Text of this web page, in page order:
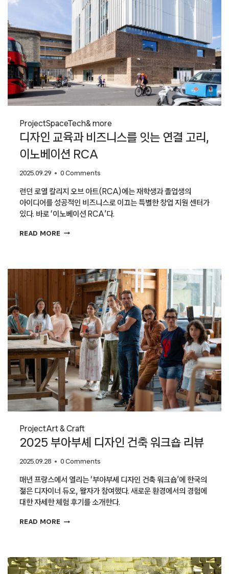
ProjectSpaceTech& more
디자인 교육과 비즈니스를 잇는 연결 고리,
이노베이션 RCA
2025.09.29 0 Comments
런던 로열 칼리지 오브 아트(RCA)에는 재학생과 졸업생의
아이디어를 성공적인 비즈니스로 이끄는 특별한 창업 지원 센터가
있다. 바로 ‘이노베이션 RCA’다.
READ MORE 디자인
연결
고리,
이노베이션
ProjectArt & Craft
2025 부아부셰 디자인 건축 워크숍 리뷰
2025.09.28 0 Comments
매년 프랑스에서 열리는 ‘부아부셰 디자인 건축 워크숍’에 한국의
젊은 디자이너 듀오, 왈자가 참여했다. 새로운 환경에서의 경험에
대한 자세한 체험 후기를 소개한다.
READ MORE 2025
워크숍
리뷰